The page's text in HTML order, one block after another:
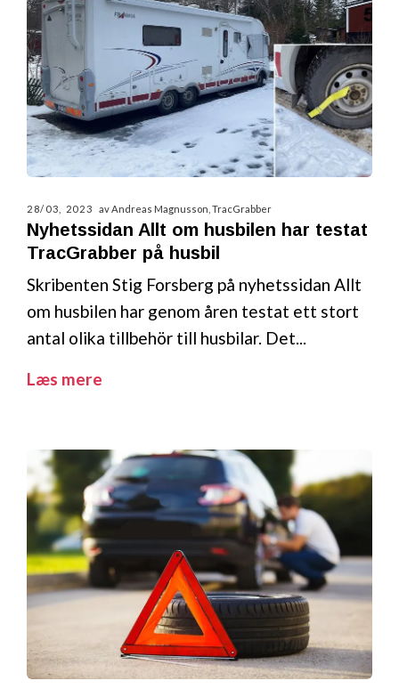
28/03, 2023 av Andreas Magnusson, TracGrabber
Nyhetssidan Allt om husbilen har testat
TracGrabber på husbil
Skribenten Stig Forsberg på nyhetssidan Allt
om husbilen har genom åren testat ett stort
antal olika tillbehör till husbilar. Det...
Læs mere